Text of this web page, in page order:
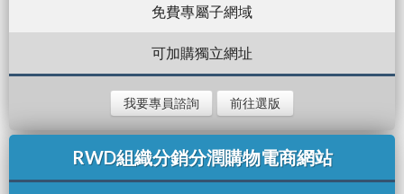
免費專屬子網域
可加購獨立網址
我要專員諮詢 前往選版
RWD組織分銷分潤購物電商網站